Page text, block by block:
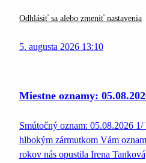
Odhlásiť sa alebo zmeniť nastavenia
5. augusta 2026 13:10
Miestne oznamy:
Smútočný oznam: 05.08.2026
hlbokým zármutkom Vám
rokov nás opustila Irena